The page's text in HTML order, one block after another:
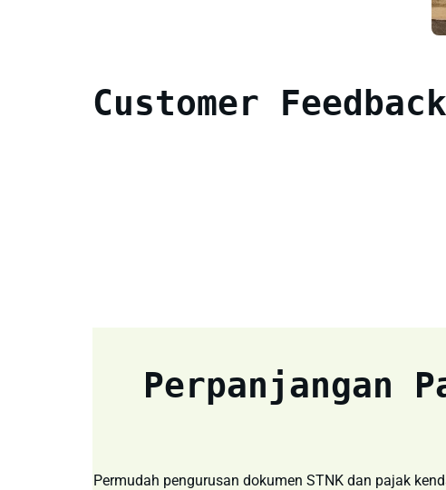
Customer Feedback
Perpanjangan
Permudah pengurusan dokumen STNK dan pajak